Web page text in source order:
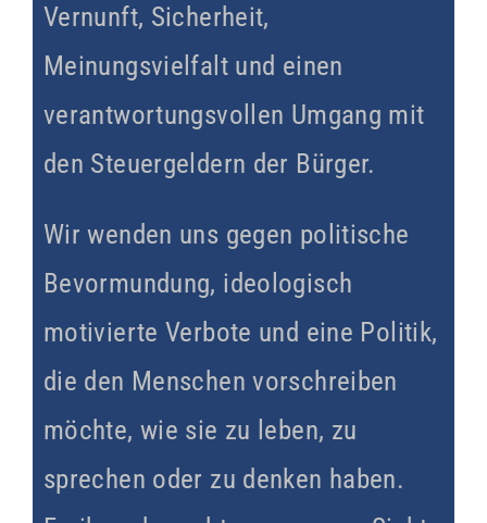
Vernunft, Sicherheit,
Meinungsvielfalt und einen
verantwortungsvollen Umgang mit
den Steuergeldern der Bürger.
Wir wenden uns gegen politische
Bevormundung, ideologisch
motivierte Verbote und eine Politik,
die den Menschen vorschreiben
möchte, wie sie zu leben, zu
sprechen oder zu denken haben.